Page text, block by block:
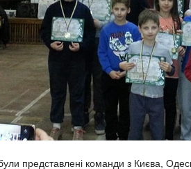
представлені команди з Києва,